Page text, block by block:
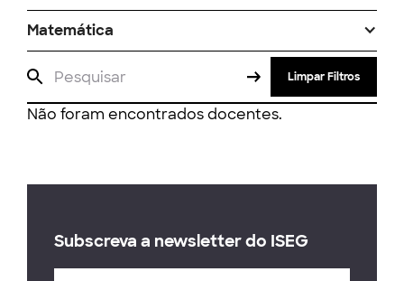
Matemática
Limpar Filtros
Não foram encontrados docentes.
Subscreva a newsletter do ISEG